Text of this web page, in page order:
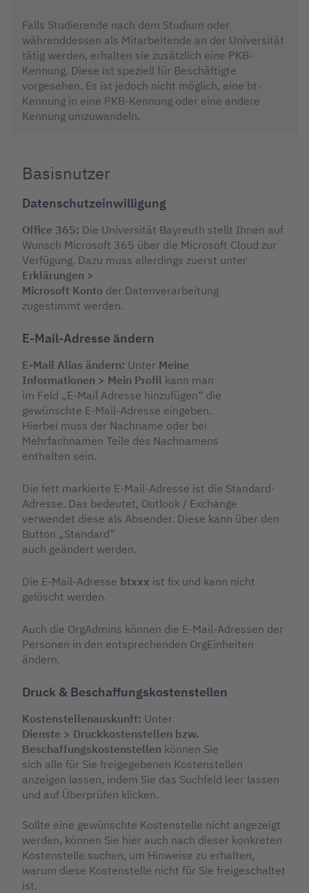
Falls Studierende nach dem Studium oder
währenddessen als Mitarbeitende an der Universität
tätig werden, erhalten sie zusätzlich eine PKB-
Kennung. Diese ist speziell für Beschäftigte
vorgesehen. Es ist jedoch nicht möglich, eine bt-
Kennung in eine PKB-Kennung oder eine andere
Kennung umzuwandeln.
Basisnutzer
Datenschutzeinwilligung
Office 365: Die Universität Bayreuth stellt Ihnen auf
Wunsch Microsoft 365 über die Microsoft Cloud zur
Verfügung. Dazu muss allerdings zuerst unter
Erklärungen >
Microsoft Konto der Datenverarbeitung
zugestimmt werden.
E-Mail-Adresse ändern
E-Mail Alias ändern: Unter Meine
Informationen > Mein Profil kann man
im Feld „E-Mail Adresse hinzufügen“ die
gewünschte E-Mail-Adresse eingeben.
Hierbei muss der Nachname oder bei
Mehrfachnamen Teile des Nachnamens
enthalten sein.
Die fett markierte E-Mail-Adresse ist die Standard-
Adresse. Das bedeutet, Outlook / Exchange
verwendet diese als Absender. Diese kann über den
Button „Standard“
auch geändert werden.
Die E-Mail-Adresse btxxx ist fix und kann nicht
gelöscht werden.
Auch die OrgAdmins können die E-Mail-Adressen der
Personen in den entsprechenden OrgEinheiten
ändern.
Druck & Beschaffungskostenstellen
Kostenstellenauskunft: Unter
Dienste > Druckkostenstellen bzw.
Beschaffungskostenstellen können Sie
sich alle für Sie freigegebenen Kostenstellen
anzeigen lassen, indem Sie das Suchfeld leer lassen
und auf Überprüfen klicken.
Sollte eine gewünschte Kostenstelle nicht angezeigt
werden, können Sie hier auch nach dieser konkreten
Kostenstelle suchen, um Hinweise zu erhalten,
warum diese Kostenstelle nicht für Sie freigeschaltet
ist.